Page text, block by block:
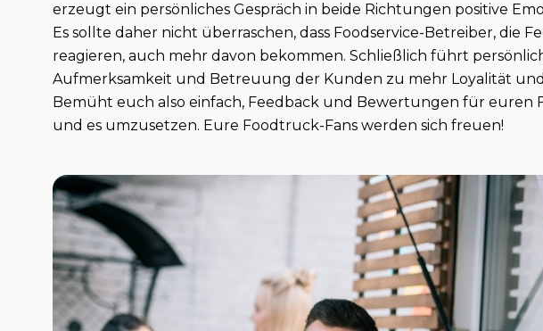
erzeugt ein persönliches Gespräch in beide Richtungen positive
Es sollte daher nicht überraschen, dass Foodservice-Betreiber, die
reagieren, auch mehr davon bekommen. Schließlich führt
Aufmerksamkeit und Betreuung der Kunden zu mehr Loyalität
Bemüht euch also einfach, Feedback und Bewertungen für euren
und es umzusetzen. Eure Foodtruck-Fans werden sich freuen!